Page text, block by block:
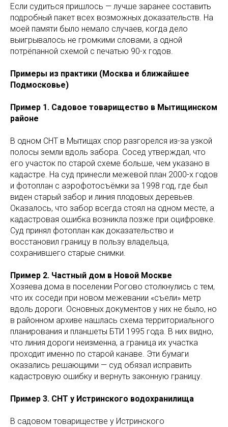
Если судиться пришлось — лучше заранее составить
подробный пакет всех возможных доказательств. На
моей памяти было немало случаев, когда дело
выигрывалось не громкими словами, а одной
потрёпанной схемой с печатью 90-х годов.
Примеры из практики (Москва и ближайшее
Подмосковье)
Пример 1. Садовое товарищество в Мытищинском
районе
В одном СНТ в Мытищах спор разгорелся из-за узкой
полосы земли вдоль забора. Сосед утверждал, что
его участок по старой схеме больше, чем указано в
кадастре. На суд принесли межевой план 2000-х годов
и фотоплан с аэрофотосъёмки за 1998 год, где был
виден старый забор и линия плодовых деревьев.
Оказалось, что забор всегда стоял на одном месте, а
кадастровая ошибка возникла позже при оцифровке.
Суд принял фотоплан как доказательство и
восстановил границу в пользу владельца,
сохранившего старые снимки.
Пример 2. Частный дом в Новой Москве
Хозяева дома в поселении Рогово столкнулись с тем,
что их соседи при новом межевании «съели» метр
вдоль дороги. Основных документов у них не было, но
в районном архиве нашлась схема территориального
планирования и планшеты БТИ 1995 года. В них видно,
что линия дороги неизменна, а граница их участка
проходит именно по старой канаве. Эти бумаги
оказались решающими — суд обязал исправить
кадастровую ошибку и вернуть законную границу.
Пример 3. СНТ у Истринского водохранилища
В садовом товариществе у Истринского